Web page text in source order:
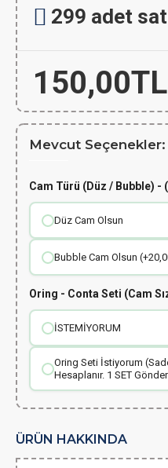
150,00TL
299 adet
Mevcut Seçenekler:
Cam Türü (Düz / Bubble)
Düz Cam Olsun
Bubble Cam Olsun
Oring - Conta Seti (Cam
İSTEMİYORUM
Oring Seti İstiyorum
Hesaplanır. 1 SET
ÜRÜN HAKKINDA